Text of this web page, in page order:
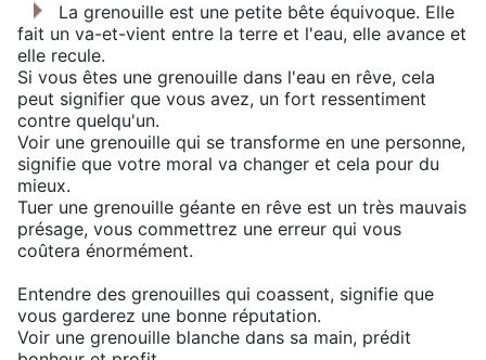
La grenouille est une petite bête équivoque. Elle
fait un va-et-vient entre la terre et l'eau, elle avance et
elle recule.
Si vous êtes une grenouille dans l'eau en rêve, cela
peut signifier que vous avez, un fort ressentiment
contre quelqu'un.
Voir une grenouille qui se transforme en une personne,
signifie que votre moral va changer et cela pour du
mieux.
Tuer une grenouille géante en rêve est un très mauvais
présage, vous commettrez une erreur qui vous
coûtera énormément.
Entendre des grenouilles qui coassent, signifie que
vous garderez une bonne réputation.
Voir une grenouille blanche dans sa main, prédit